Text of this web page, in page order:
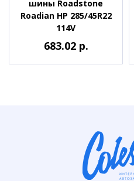
шины Roadstone
Roadian HP 285/45R22
114V
683.02 р.